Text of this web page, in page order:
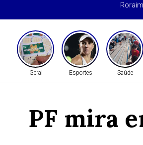
Geral Esportes Saúde
PF mira